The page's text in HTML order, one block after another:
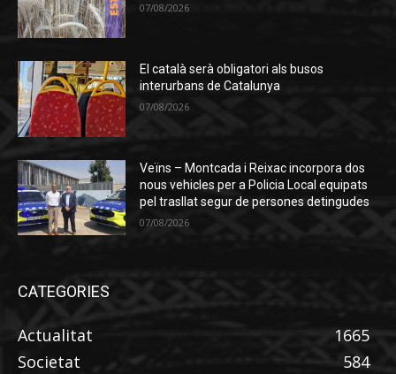
07/08/2026
El català serà obligatori als busos
interurbans de Catalunya
07/08/2026
Veïns – Montcada i Reixac incorpora dos
nous vehicles per a Policia Local equipats
pel trasllat segur de persones detingudes
07/08/2026
CATEGORIES
Actualitat
1665
Societat
584